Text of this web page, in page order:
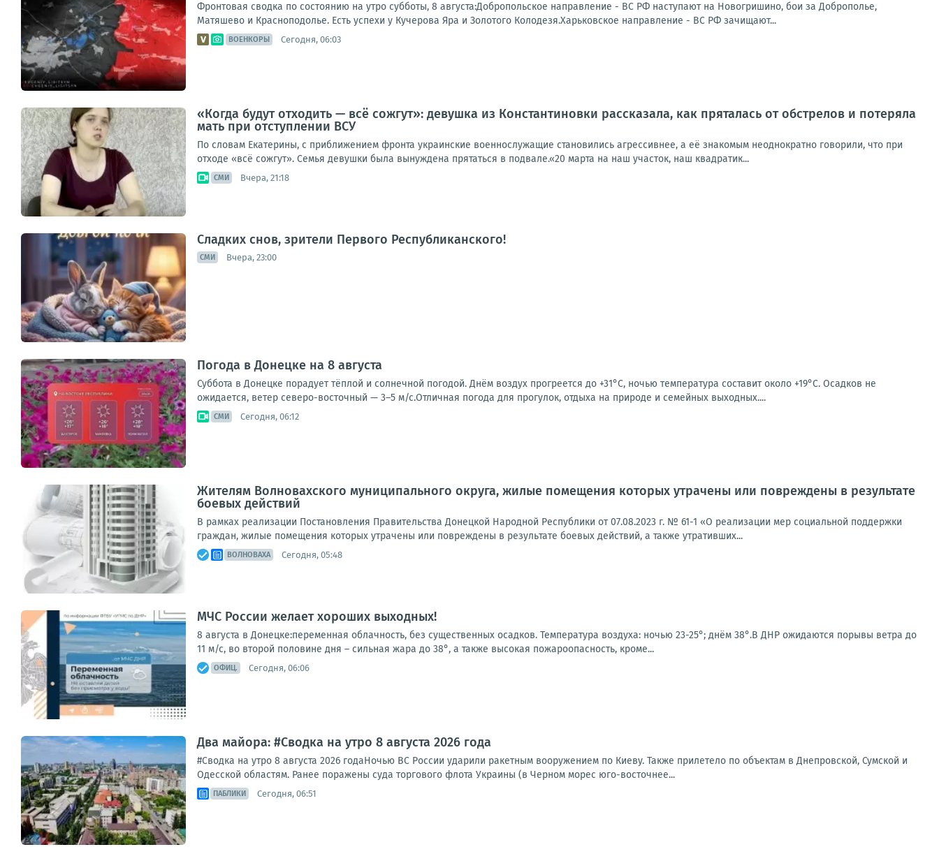
Фронтовая сводка по состоянию на утро субботы, 8 августа:Добропольское направление - ВС РФ наступают на Новогришино, бои за Доброполье,
Матяшево и Красноподолье. Есть успехи у Кучерова Яра и Золотого Колодезя.Харьковское направление - ВС РФ зачищают...
ВОЕНКОРЫ Сегодня, 06:03
«Когда будут отходить — всё сожгут»: девушка из Константиновки рассказала, как пряталась от обстрелов и потеряла
мать при отступлении ВСУ
По словам Екатерины, с приближением фронта украинские военнослужащие становились агрессивнее, а её знакомым неоднократно говорили, что при
отходе «всё сожгут». Семья девушки была вынуждена прятаться в подвале.«20 марта на наш участок, наш квадратик...
СМИ Вчера, 21:18
Сладких снов, зрители Первого Республиканского!
СМИ Вчера, 23:00
Погода в Донецке на 8 августа
Суббота в Донецке порадует тёплой и солнечной погодой. Днём воздух прогреется до +31°C, ночью температура составит около +19°C. Осадков не
ожидается, ветер северо-восточный — 3–5 м/с.Отличная погода для прогулок, отдыха на природе и семейных выходных....
СМИ Сегодня, 06:12
Жителям Волновахского муниципального округа, жилые помещения которых утрачены или повреждены в результате
боевых действий
В рамках реализации Постановления Правительства Донецкой Народной Республики от 07.08.2023 г. № 61-1 «О реализации мер социальной поддержки
граждан, жилые помещения которых утрачены или повреждены в результате боевых действий, а также утративших...
ВОЛНОВАХА Сегодня, 05:48
МЧС России желает хороших выходных!
8 августа в Донецке:переменная облачность, без существенных осадков. Температура воздуха: ночью 23-25°; днём 38°.В ДНР ожидаются порывы ветра до
11 м/с, во второй половине дня – сильная жара до 38°, а также высокая пожароопасность, кроме...
ОФИЦ. Сегодня, 06:06
Два майора: #Сводка на утро 8 августа 2026 года
#Сводка на утро 8 августа 2026 годаНочью ВС России ударили ракетным вооружением по Киеву. Также прилетело по объектам в Днепровской, Сумской и
Одесской областям. Ранее поражены суда торгового флота Украины (в Черном морес юго-восточнее...
ПАБЛИКИ Сегодня, 06:51